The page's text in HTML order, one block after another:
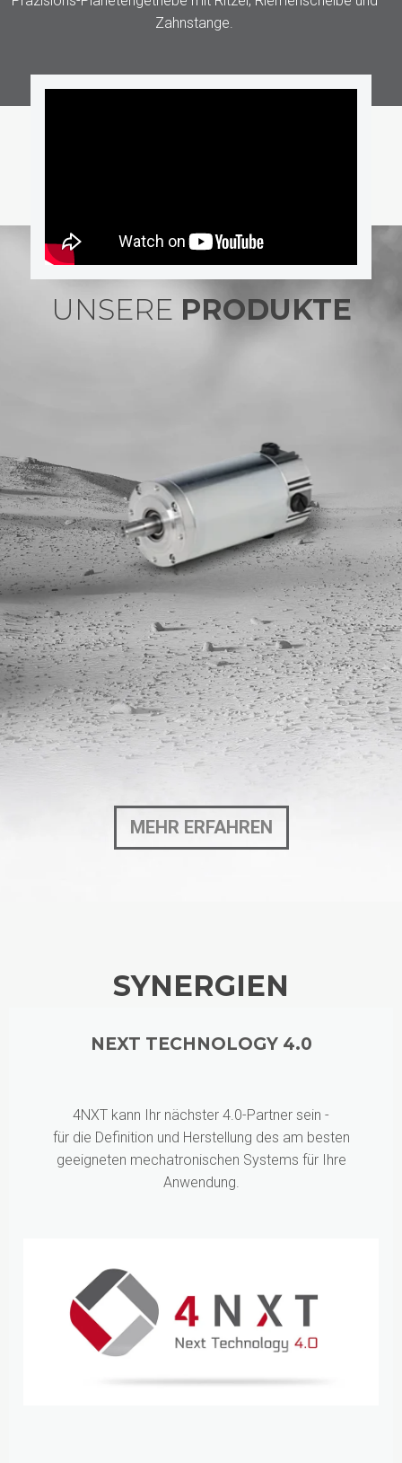
Zahnstange.
UNSERE PRODUKTE
MEHR ERFAHREN
SYNERGIEN
NEXT TECHNOLOGY 4.0
4NXT kann Ihr nächster 4.0-Partner sein -
für die Definition und Herstellung des am besten
geeigneten mechatronischen Systems für Ihre
Anwendung.